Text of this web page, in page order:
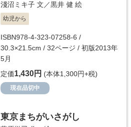
淺沼ミキ子 文／黒井 健 絵
幼児から
ISBN978-4-323-07258-6 /
30.3×21.5cm / 32ページ / 初版2013年
5月
定価1,430円 (本体1,300円+税)
現在品切中
東京まちがいさがし